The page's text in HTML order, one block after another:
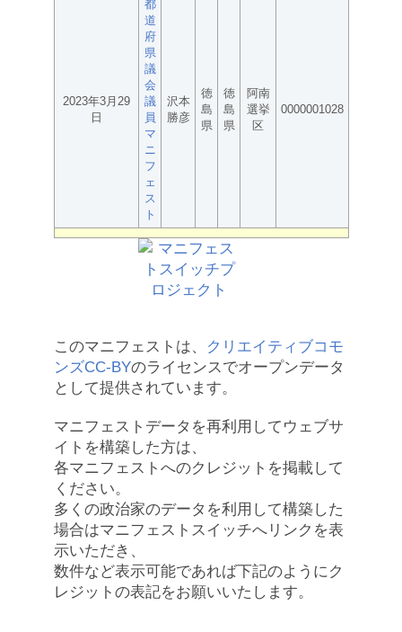
2023年3月29
日
都
道
府
県
議
会
議
員
マ
ニ
フ
ェ
ス
ト
沢本
勝彦
徳
島
県
徳
島
県
阿南
選挙
区
0000001028
このマニフェストは、
クリエイティブコモ
ンズCC-BYのライセンスでオープンデータ
として提供されています。
マニフェストデータを再利用してウェブサ
イトを構築した方は、
各マニフェストへのクレジットを掲載して
ください。
多くの政治家のデータを利用して構築した
場合はマニフェストスイッチへリンクを表
示いただき、
数件など表示可能であれば下記のようにク
レジットの表記をお願いいたします。